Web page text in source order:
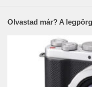
Olvastad már? A